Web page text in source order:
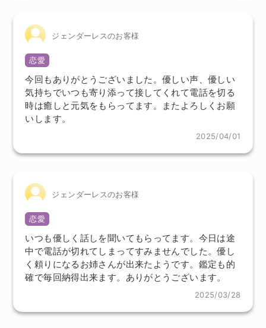
ジェンダーレスのお客様
恋愛
今回もありがとうございました。優しい声、優しい
気持ちでいつも寄り添って接してくれて電話を切る
時は癒しと元気をもらってます。またよろしくお願
いします。
2025/04/01
ジェンダーレスのお客様
恋愛
いつも優しく話しを聞いてもらってます。今日は途
中で電話が切れてしまってすみませんでした。優し
く頼りになるお姉さんが出来たようです。鑑定も的
確で毎回納得出来ます。ありがとうございます。
2025/03/28